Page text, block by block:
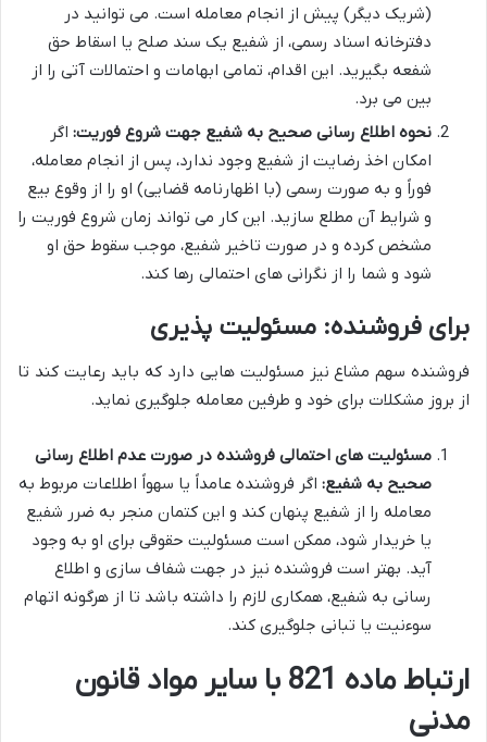
(شریک دیگر) پیش از انجام معامله است. می توانید در
دفترخانه اسناد رسمی، از شفیع یک سند صلح یا اسقاط حق
شفعه بگیرید. این اقدام، تمامی ابهامات و احتمالات آتی را از
بین می برد.
نحوه اطلاع رسانی صحیح به شفیع جهت شروع فوریت: اگر
امکان اخذ رضایت از شفیع وجود ندارد، پس از انجام معامله،
فوراً و به صورت رسمی (با اظهارنامه قضایی) او را از وقوع بیع
و شرایط آن مطلع سازید. این کار می تواند زمان شروع فوریت را
مشخص کرده و در صورت تاخیر شفیع، موجب سقوط حق او
شود و شما را از نگرانی های احتمالی رها کند.
برای فروشنده: مسئولیت پذیری
فروشنده سهم مشاع نیز مسئولیت هایی دارد که باید رعایت کند تا
از بروز مشکلات برای خود و طرفین معامله جلوگیری نماید.
مسئولیت های احتمالی فروشنده در صورت عدم اطلاع رسانی
صحیح به شفیع: اگر فروشنده عامداً یا سهواً اطلاعات مربوط به
معامله را از شفیع پنهان کند و این کتمان منجر به ضرر شفیع
یا خریدار شود، ممکن است مسئولیت حقوقی برای او به وجود
آید. بهتر است فروشنده نیز در جهت شفاف سازی و اطلاع
رسانی به شفیع، همکاری لازم را داشته باشد تا از هرگونه اتهام
سوءنیت یا تبانی جلوگیری کند.
ارتباط ماده 821 با سایر مواد قانون
مدنی